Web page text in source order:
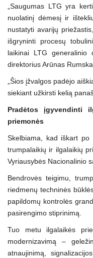
„Saugumas LTG yra
nuolatinį dėmesį ir
nustatyti avarijų
išgryninti procesų
laikinai LTG generalinio
direktorius Arūnas
„Šios įžvalgos padėjo
siekiant užkirsti kelią
Pradėtos įgyvendinti
priemonės
Skelbiama, kad iškart po
trumpalaikių ir ilgalaikių
Vyriausybės Nacionalinio
Bendrovės teigimu,
riedmenų techninės
papildomų kontrolės
pasirengimo stiprinimą.
Tuo metu ilgalaikės
modernizavimą –
atnaujinimą,